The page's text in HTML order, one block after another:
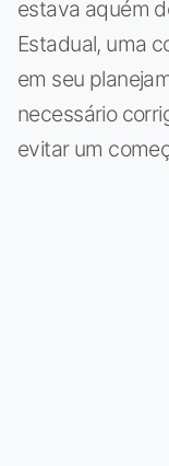
estava aquém
Estadual, uma
em seu
necessário
evitar um